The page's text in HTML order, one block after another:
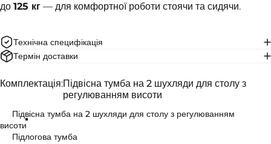
до 125 кг — для комфортної роботи стоячи та сидячи.
Технічна специфікація
Термін доставки
Комплектація
Комплектація:Підвісна тумба на 2 шухляди для столу з
регулюванням висоти
Підвісна тумба на 2 шухляди для столу з регулюванням
висоти
Підлогова тумба